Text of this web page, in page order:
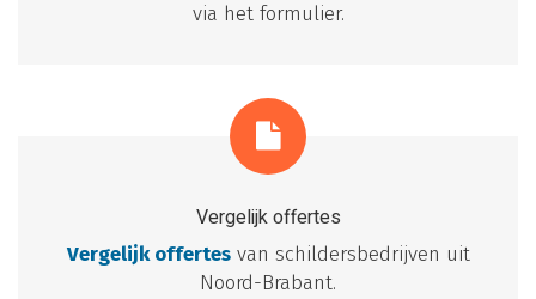
via het formulier.
Vergelijk offertes
Vergelijk offertesvan schildersbedrijven uit
Noord-Brabant.